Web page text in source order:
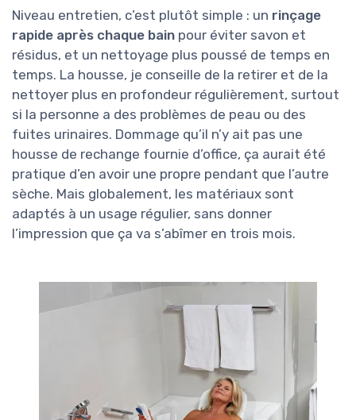
Niveau entretien, c’est plutôt simple : un rinçage
rapide après chaque bain pour éviter savon et
résidus, et un nettoyage plus poussé de temps en
temps. La housse, je conseille de la retirer et de la
nettoyer plus en profondeur régulièrement, surtout
si la personne a des problèmes de peau ou des
fuites urinaires. Dommage qu’il n’y ait pas une
housse de rechange fournie d’office, ça aurait été
pratique d’en avoir une propre pendant que l’autre
sèche. Mais globalement, les matériaux sont
adaptés à un usage régulier, sans donner
l’impression que ça va s’abîmer en trois mois.